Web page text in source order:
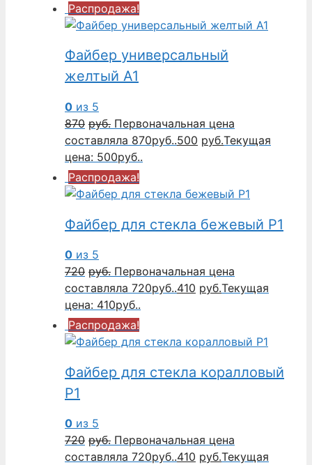
Распродажа!
Файбер универсальный
желтый A1
0 из 5
870 руб. Первоначальная цена
составляла 870руб..500 руб.Текущая
цена: 500руб..
Распродажа!
Файбер для стекла бежевый P1
0 из 5
720 руб. Первоначальная цена
составляла 720руб..410 руб.Текущая
цена: 410руб..
Распродажа!
Файбер для стекла коралловый
P1
0 из 5
720 руб. Первоначальная цена
составляла 720руб..410 руб.Текущая